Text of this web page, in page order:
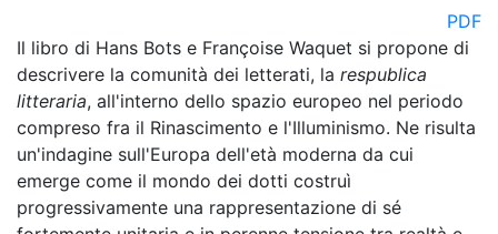
PDF
Il libro di Hans Bots e Françoise Waquet si propone di
descrivere la comunità dei letterati, la respublica
litteraria, all'interno dello spazio europeo nel periodo
compreso fra il Rinascimento e l'Illuminismo. Ne risulta
un'indagine sull'Europa dell'età moderna da cui
emerge come il mondo dei dotti costruì
progressivamente una rappresentazione di sé